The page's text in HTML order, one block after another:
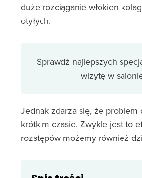
duże rozciąganie włókien
otyłych.
Sprawdź najlepszych
wizytę w
Jednak zdarza się, że problem
krótkim czasie. Zwykle jest to
rozstępów możemy również